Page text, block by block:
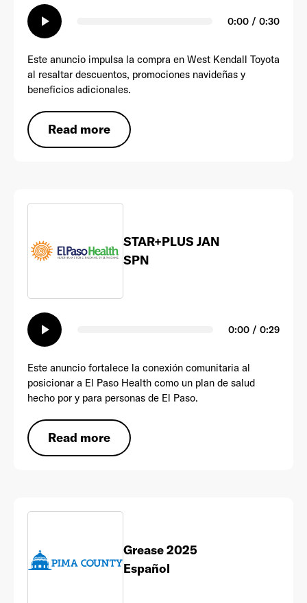
play_arrow 0:00 / 0:30
Este anuncio impulsa la compra en West Kendall Toyota
al resaltar descuentos, promociones navideñas y
beneficios adicionales.
Read more
STAR+PLUS JAN
SPN
play_arrow 0:00 / 0:29
Este anuncio fortalece la conexión comunitaria al
posicionar a El Paso Health como un plan de salud
hecho por y para personas de El Paso.
Read more
Grease 2025
Español